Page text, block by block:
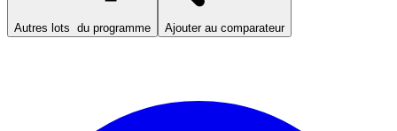
Autres lots du programme Ajouter au comparateur